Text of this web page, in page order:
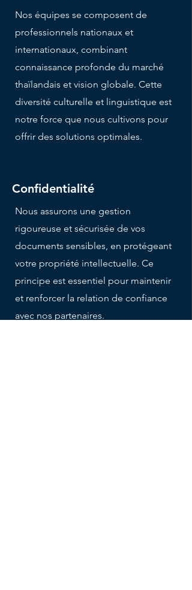
Nos équipes se composent de
professionnels nationaux et
internationaux, combinant
connaissance profonde du marché
thaïlandais et vision globale. Cette
diversité culturelle et linguistique est
notre force que nous cultivons pour
offrir des solutions optimales.
Confidentialité
Nous assurons une gestion
rigoureuse et sécurisée de vos
documents sensibles, en protégeant
votre propriété intellectuelle. Ce
principe est essentiel pour maintenir
et renforcer la relation de confiance
avec nos partenaires.